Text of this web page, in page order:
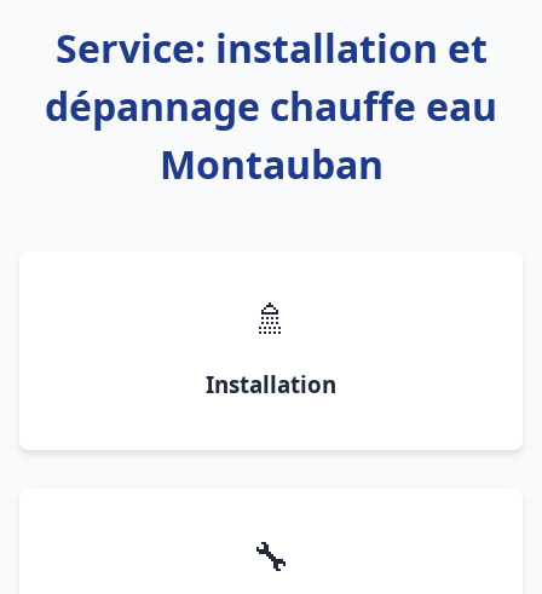
Service: installation et
dépannage chauffe eau
Montauban
🚿
Installation
🔧